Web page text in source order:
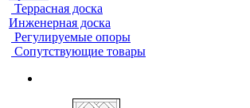
Террасная доска
Инженерная доска
Регулируемые опоры
Сопутствующие товары